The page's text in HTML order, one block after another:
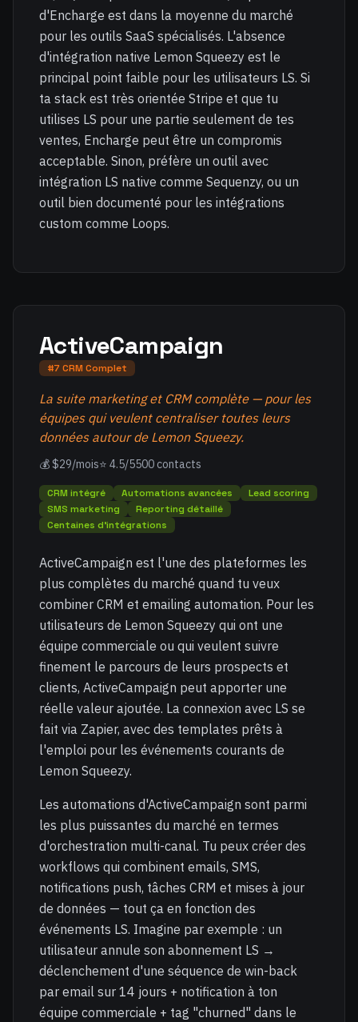
d'Encharge est dans la moyenne du marché
pour les outils SaaS spécialisés. L'absence
d'intégration native Lemon Squeezy est le
principal point faible pour les utilisateurs LS. Si
ta stack est très orientée Stripe et que tu
utilises LS pour une partie seulement de tes
ventes, Encharge peut être un compromis
acceptable. Sinon, préfère un outil avec
intégration LS native comme Sequenzy, ou un
outil bien documenté pour les intégrations
custom comme Loops.
ActiveCampaign
#7 CRM Complet
La suite marketing et CRM complète — pour les
équipes qui veulent centraliser toutes leurs
données autour de Lemon Squeezy.
💰 $29/mois⭐ 4.5/5500 contacts
CRM intégré Automations avancées
Lead scoring
SMS marketing
Reporting détaillé
Centaines d'intégrations
ActiveCampaign est l'une des plateformes les
plus complètes du marché quand tu veux
combiner CRM et emailing automation. Pour les
utilisateurs de Lemon Squeezy qui ont une
équipe commerciale ou qui veulent suivre
finement le parcours de leurs prospects et
clients, ActiveCampaign peut apporter une
réelle valeur ajoutée. La connexion avec LS se
fait via Zapier, avec des templates prêts à
l'emploi pour les événements courants de
Lemon Squeezy.
Les automations d'ActiveCampaign sont parmi
les plus puissantes du marché en termes
d'orchestration multi-canal. Tu peux créer des
workflows qui combinent emails, SMS,
notifications push, tâches CRM et mises à jour
de données — tout ça en fonction des
événements LS. Imagine par exemple : un
utilisateur annule son abonnement LS →
déclenchement d'une séquence de win-back
par email sur 14 jours + notification à ton
équipe commerciale + tag "churned" dans le